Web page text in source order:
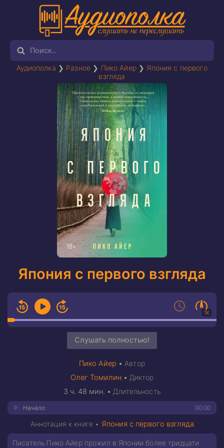
Аудиополка ❯ Разное ❯ Пико Айер ❯ Япония с первого
взгляда
Япония с первого взгляда
1X
Слушать полностью!
Пико Айер • Автор
Олег Томилин • Диктор
3 ч. 48 мин. • Длительность
00:00
Начало
Аннотация к книге • Япония с первого взгляда
Писатель Пико Айер прожил в Японии более тридцати